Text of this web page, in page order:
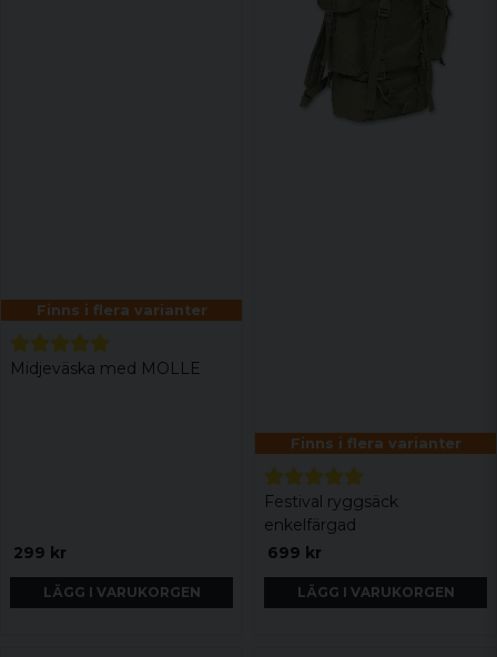
Finns i flera varianter
Midjeväska med MOLLE
299 kr
LÄGG I VARUKORGEN
Finns i flera varianter
Festival ryggsäck
enkelfärgad
699 kr
LÄGG I VARUKORGEN